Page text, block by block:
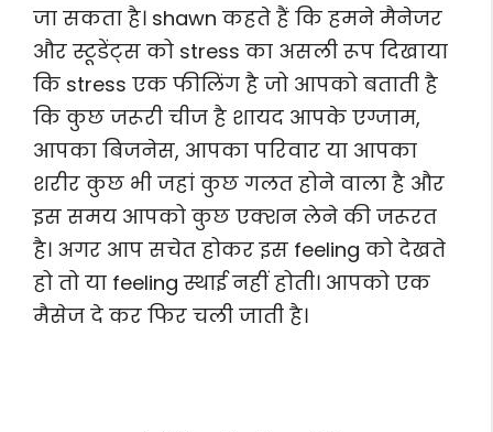
जा सकता है। shawn कहते हैं कि हमने मैनेजर
और स्टूडेंट्स को stress का असली रूप दिखाया
कि stress एक फीलिंग है जो आपको बताती है
कि कुछ जरूरी चीज है शायद आपके एग्जाम,
आपका बिजनेस, आपका परिवार या आपका
शरीर कुछ भी जहां कुछ गलत होने वाला है और
इस समय आपको कुछ एक्शन लेने की जरूरत
है। अगर आप सचेत होकर इस feeling को देखते
हो तो या feeling स्थाई नहीं होती। आपको एक
मैसेज दे कर फिर चली जाती है।